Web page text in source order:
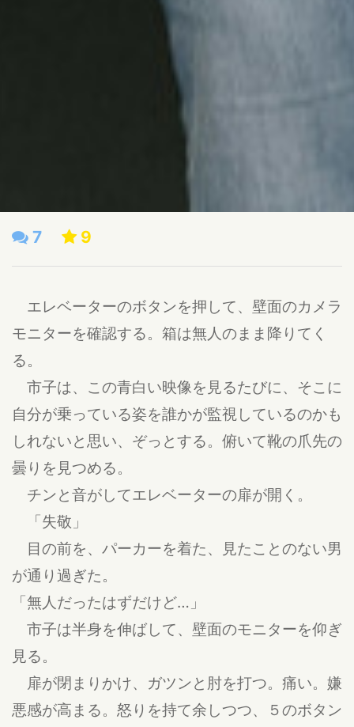
7 9
エレベーターのボタンを押して、壁面のカメラ
モニターを確認する。箱は無人のまま降りてく
る。
市子は、この青白い映像を見るたびに、そこに
自分が乗っている姿を誰かが監視しているのかも
しれないと思い、ぞっとする。俯いて靴の爪先の
曇りを見つめる。
チンと音がしてエレベーターの扉が開く。
「失敬」
目の前を、パーカーを着た、見たことのない男
が通り過ぎた。
「無人だったはずだけど…」
市子は半身を伸ばして、壁面のモニターを仰ぎ
見る。
扉が閉まりかけ、ガツンと肘を打つ。痛い。嫌
悪感が高まる。怒りを持て余しつつ、５のボタン